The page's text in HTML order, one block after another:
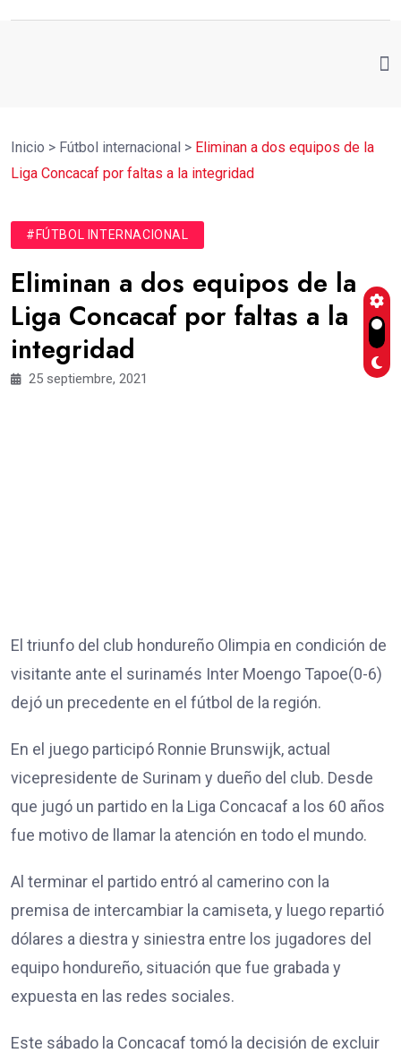
Inicio > Fútbol internacional > Eliminan a dos equipos de la
Liga Concacaf por faltas a la integridad
#FÚTBOL INTERNACIONAL
Eliminan a dos equipos de la
Liga Concacaf por faltas a la
integridad
25 septiembre, 2021
El triunfo del club hondureño Olimpia en condición de
visitante ante el surinamés Inter Moengo Tapoe(0-6)
dejó un precedente en el fútbol de la región.
En el juego participó Ronnie Brunswijk, actual
vicepresidente de Surinam y dueño del club. Desde
que jugó un partido en la Liga Concacaf a los 60 años
fue motivo de llamar la atención en todo el mundo.
Al terminar el partido entró al camerino con la
premisa de intercambiar la camiseta, y luego repartió
dólares a diestra y siniestra entre los jugadores del
equipo hondureño, situación que fue grabada y
expuesta en las redes sociales.
Este sábado la Concacaf tomó la decisión de excluir